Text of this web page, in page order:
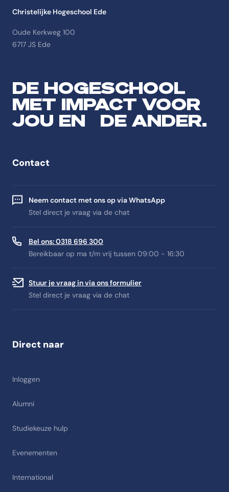
Christelijke Hogeschool Ede
Oude Kerkweg 100
6717 JS Ede
DE HOGESCHOOL
MET IMPACT VOOR
JOU EN DE ANDER.
Contact
Neem contact met ons op via WhatsApp
Stel direct je vraag via de chat
Bel ons: 0318 696 300
Bereikbaar op ma t/m vrij tussen 09:00 - 16:30
Stuur je vraag in via ons formulier
Stel direct je vraag via de chat
Direct naar
Inloggen
Alumni
Studiekeuze hulp
Evenementen
International